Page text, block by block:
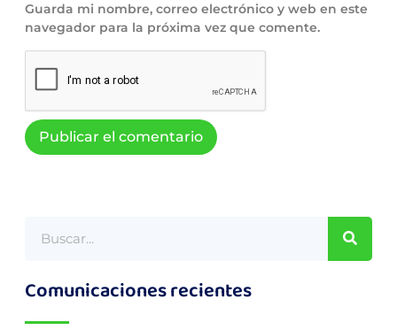
Guarda mi nombre, correo electrónico y web en este
navegador para la próxima vez que comente.
Comunicaciones recientes